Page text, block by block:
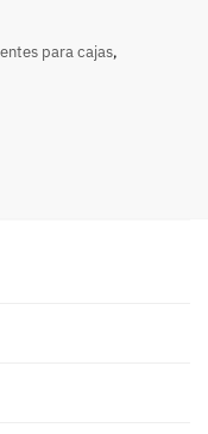
para cajas,